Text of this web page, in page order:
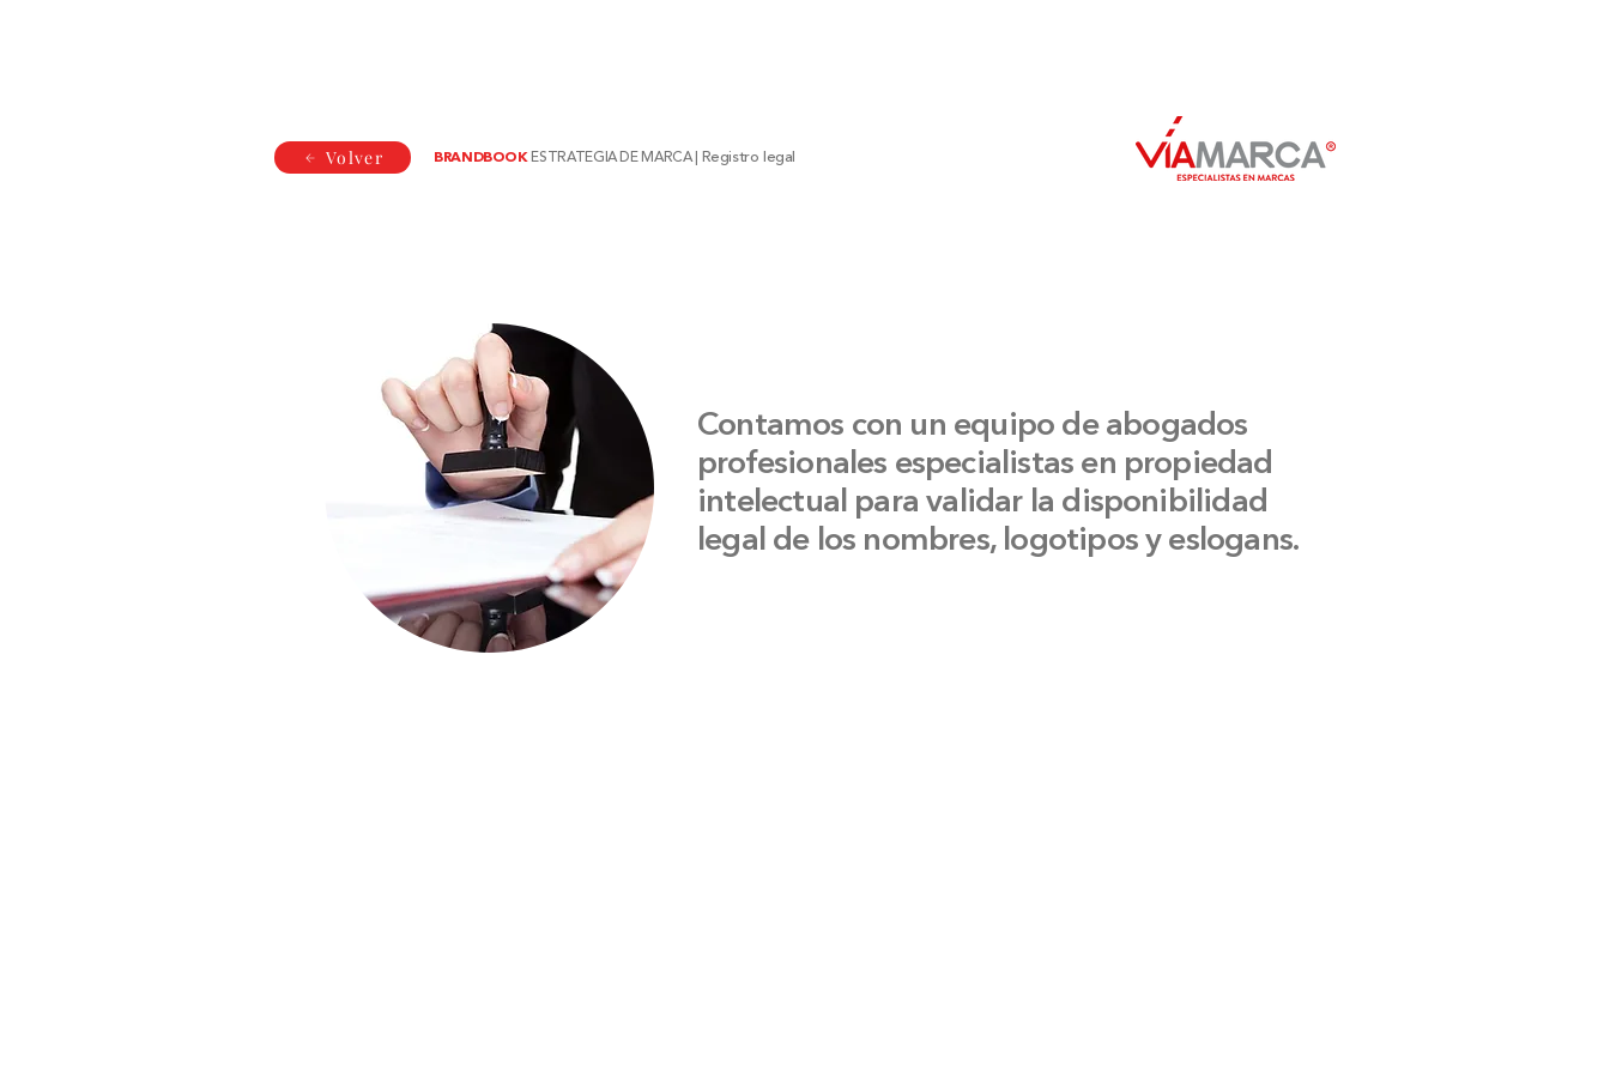
Volver BRANDBOOK ESTRATEGIA DE MARCA | Registro legal
Contamos con un equipo de abogados
profesionales especialistas en propiedad
intelectual para validar la disponibilidad
legal de los nombres, logotipos y eslogans.